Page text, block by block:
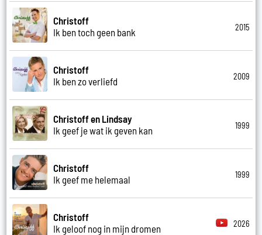
Christoff
Ik ben toch geen bank
2015
Christoff
Ik ben zo verliefd
2009
Christoff en Lindsay
Ik geef je wat ik geven kan
1999
Christoff
Ik geef me helemaal
1999
Christoff
Ik geloof nog in mijn dromen
2026